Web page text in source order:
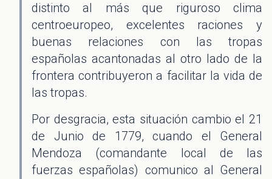
distinto al más que riguroso clima
centroeuropeo, excelentes raciones y
buenas relaciones con las tropas
españolas acantonadas al otro lado de la
frontera contribuyeron a facilitar la vida de
las tropas.
Por desgracia, esta situación cambio el 21
de Junio de 1779, cuando el General
Mendoza (comandante local de las
fuerzas españolas) comunico al General